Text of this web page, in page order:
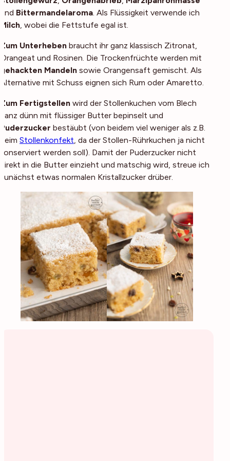
und Bittermandelaroma. Als Flüssigkeit verwende ich
Milch, wobei die Fettstufe egal ist.
Zum Unterheben braucht ihr ganz klassisch Zitronat,
Orangeat und Rosinen. Die Trockenfrüchte werden mit
gehackten Mandeln sowie Orangensaft gemischt. Als
Alternative mit Schuss eignen sich Rum oder Amaretto.
Zum Fertigstellen wird der Stollenkuchen vom Blech
ganz dünn mit flüssiger Butter bepinselt und
Puderzucker bestäubt (von beidem viel weniger als z.B.
beim Stollenkonfekt, da der Stollen-Rührkuchen ja nicht
konserviert werden soll). Damit der Puderzucker nicht
direkt in die Butter einzieht und matschig wird, streue ich
zunächst etwas normalen Kristallzucker drüber.